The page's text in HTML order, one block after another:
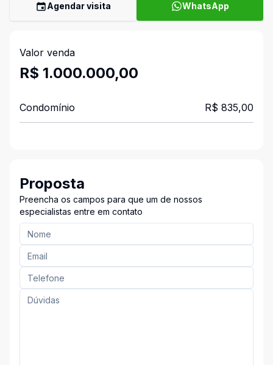
Agendar visita WhatsApp
Valor venda
R$ 1.000.000,00
Condomínio R$ 835,00
Proposta
Preencha os campos para que um de nossos
especialistas entre em contato